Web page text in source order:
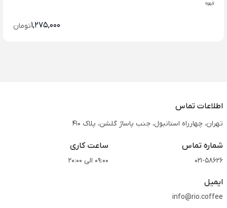
قهوه
1,275,000تومان
اطلاعات تماس
تهران، چهارراه استانبول، جنب پاساژ گلشن، پلاک 410
شماره تماس
021-58626
ساعت کاری
09:00 الی 20:00
ایمیل
info@rio.coffee